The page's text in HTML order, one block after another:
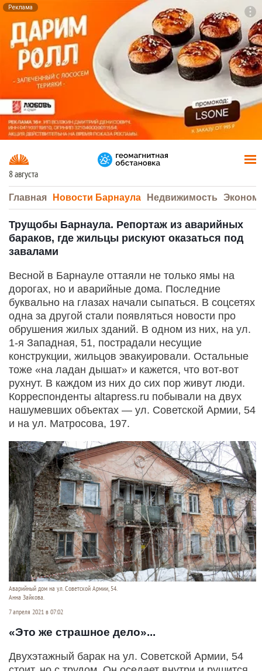
Реклама
8 августа
Главная Новости Барнаула Недвижимость
Трущобы Барнаула. Репортаж из аварийных
бараков, где жильцы рискуют оказаться под
завалами
Весной в Барнауле оттаяли не только ямы на
дорогах, но и аварийные дома. Последние
буквально на глазах начали сыпаться. В соцсетях
одна за другой стали появляться новости про
обрушения жилых зданий. В одном из них, на ул.
1-я Западная, 51, пострадали несущие
конструкции, жильцов эвакуировали. Остальные
тоже «на ладан дышат» и кажется, что вот-вот
рухнут. В каждом из них до сих пор живут люди.
Корреспонденты altapress.ru побывали на двух
нашумевших объектах — ул. Советской Армии, 54
и на ул. Матросова, 197.
Аварийный дом на ул. Советской Армии, 54.
Анна Зайкова.
7 апреля 2021 в 07:02
«Это же страшное дело»...
Двухэтажный барак на ул. Советской Армии, 54